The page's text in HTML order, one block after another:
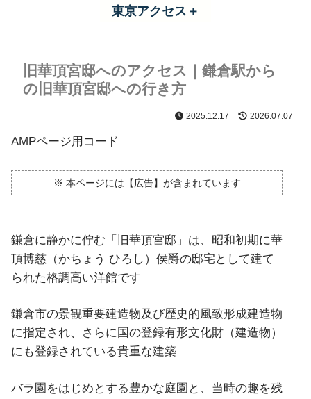
東京アクセス＋
旧華頂宮邸へのアクセス｜鎌倉駅から
の旧華頂宮邸への行き方
2025.12.17 2026.07.07
AMPページ用コード
※ 本ページには【広告】が含まれています
鎌倉に静かに佇む「旧華頂宮邸」は、昭和初期に華
頂博慈（かちょう ひろし）侯爵の邸宅として建て
られた格調高い洋館です
鎌倉市の景観重要建造物及び歴史的風致形成建造物
に指定され、さらに国の登録有形文化財（建造物）
にも登録されている貴重な建築
バラ園をはじめとする豊かな庭園と、当時の趣を残